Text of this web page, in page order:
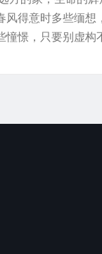
风得意时多些缅想
憧憬，只要别虚构